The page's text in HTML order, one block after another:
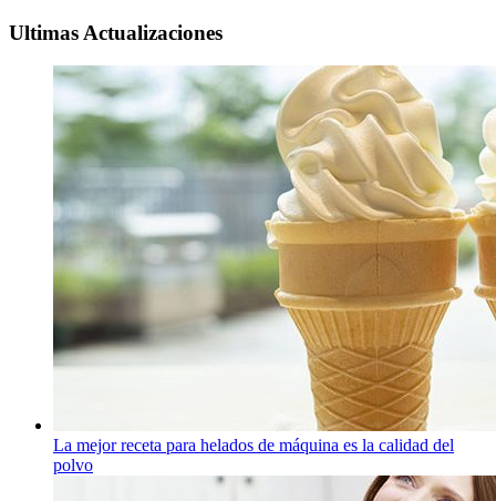
Ultimas Actualizaciones
La mejor receta para helados de máquina es la calidad del
polvo